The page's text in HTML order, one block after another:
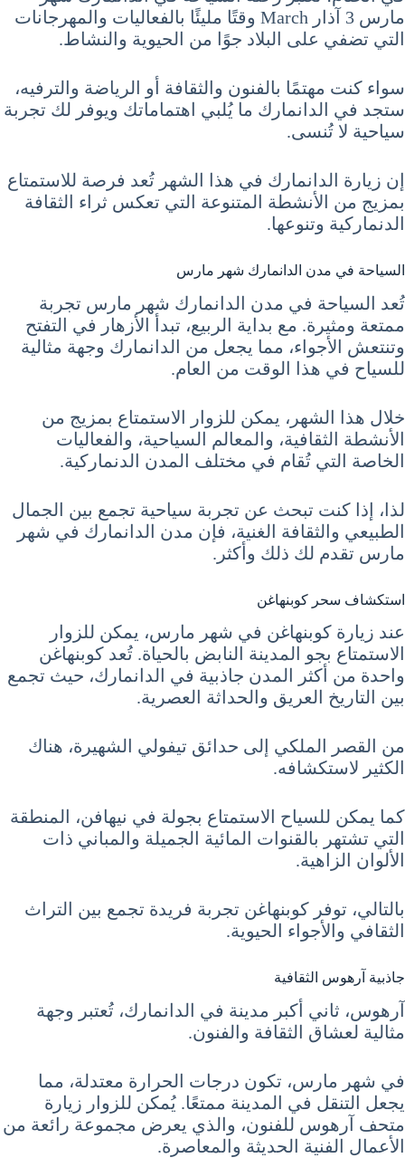
مارس 3 آذار March وقتًا مليئًا بالفعاليات والمهرجانات
التي تضفي على البلاد جوًا من الحيوية والنشاط.
سواء كنت مهتمًا بالفنون والثقافة أو الرياضة والترفيه،
ستجد في الدانمارك ما يُلبي اهتماماتك ويوفر لك تجربة
سياحية لا تُنسى.
إن زيارة الدانمارك في هذا الشهر تُعد فرصة للاستمتاع
بمزيج من الأنشطة المتنوعة التي تعكس ثراء الثقافة
الدنماركية وتنوعها.
السياحة في مدن الدانمارك شهر مارس
تُعد السياحة في مدن الدانمارك شهر مارس تجربة
ممتعة ومثيرة. مع بداية الربيع، تبدأ الأزهار في التفتح
وتنتعش الأجواء، مما يجعل من الدانمارك وجهة مثالية
للسياح في هذا الوقت من العام.
خلال هذا الشهر، يمكن للزوار الاستمتاع بمزيج من
الأنشطة الثقافية، والمعالم السياحية، والفعاليات
الخاصة التي تُقام في مختلف المدن الدنماركية.
لذا، إذا كنت تبحث عن تجربة سياحية تجمع بين الجمال
الطبيعي والثقافة الغنية، فإن مدن الدانمارك في شهر
مارس تقدم لك ذلك وأكثر.
استكشاف سحر كوبنهاغن
عند زيارة كوبنهاغن في شهر مارس، يمكن للزوار
الاستمتاع بجو المدينة النابض بالحياة. تُعد كوبنهاغن
واحدة من أكثر المدن جاذبية في الدانمارك، حيث تجمع
بين التاريخ العريق والحداثة العصرية.
من القصر الملكي إلى حدائق تيفولي الشهيرة، هناك
الكثير لاستكشافه.
كما يمكن للسياح الاستمتاع بجولة في نيهافن، المنطقة
التي تشتهر بالقنوات المائية الجميلة والمباني ذات
الألوان الزاهية.
بالتالي، توفر كوبنهاغن تجربة فريدة تجمع بين التراث
الثقافي والأجواء الحيوية.
جاذبية آرهوس الثقافية
آرهوس، ثاني أكبر مدينة في الدانمارك، تُعتبر وجهة
مثالية لعشاق الثقافة والفنون.
في شهر مارس، تكون درجات الحرارة معتدلة، مما
يجعل التنقل في المدينة ممتعًا. يُمكن للزوار زيارة
متحف آرهوس للفنون، والذي يعرض مجموعة رائعة من
الأعمال الفنية الحديثة والمعاصرة.